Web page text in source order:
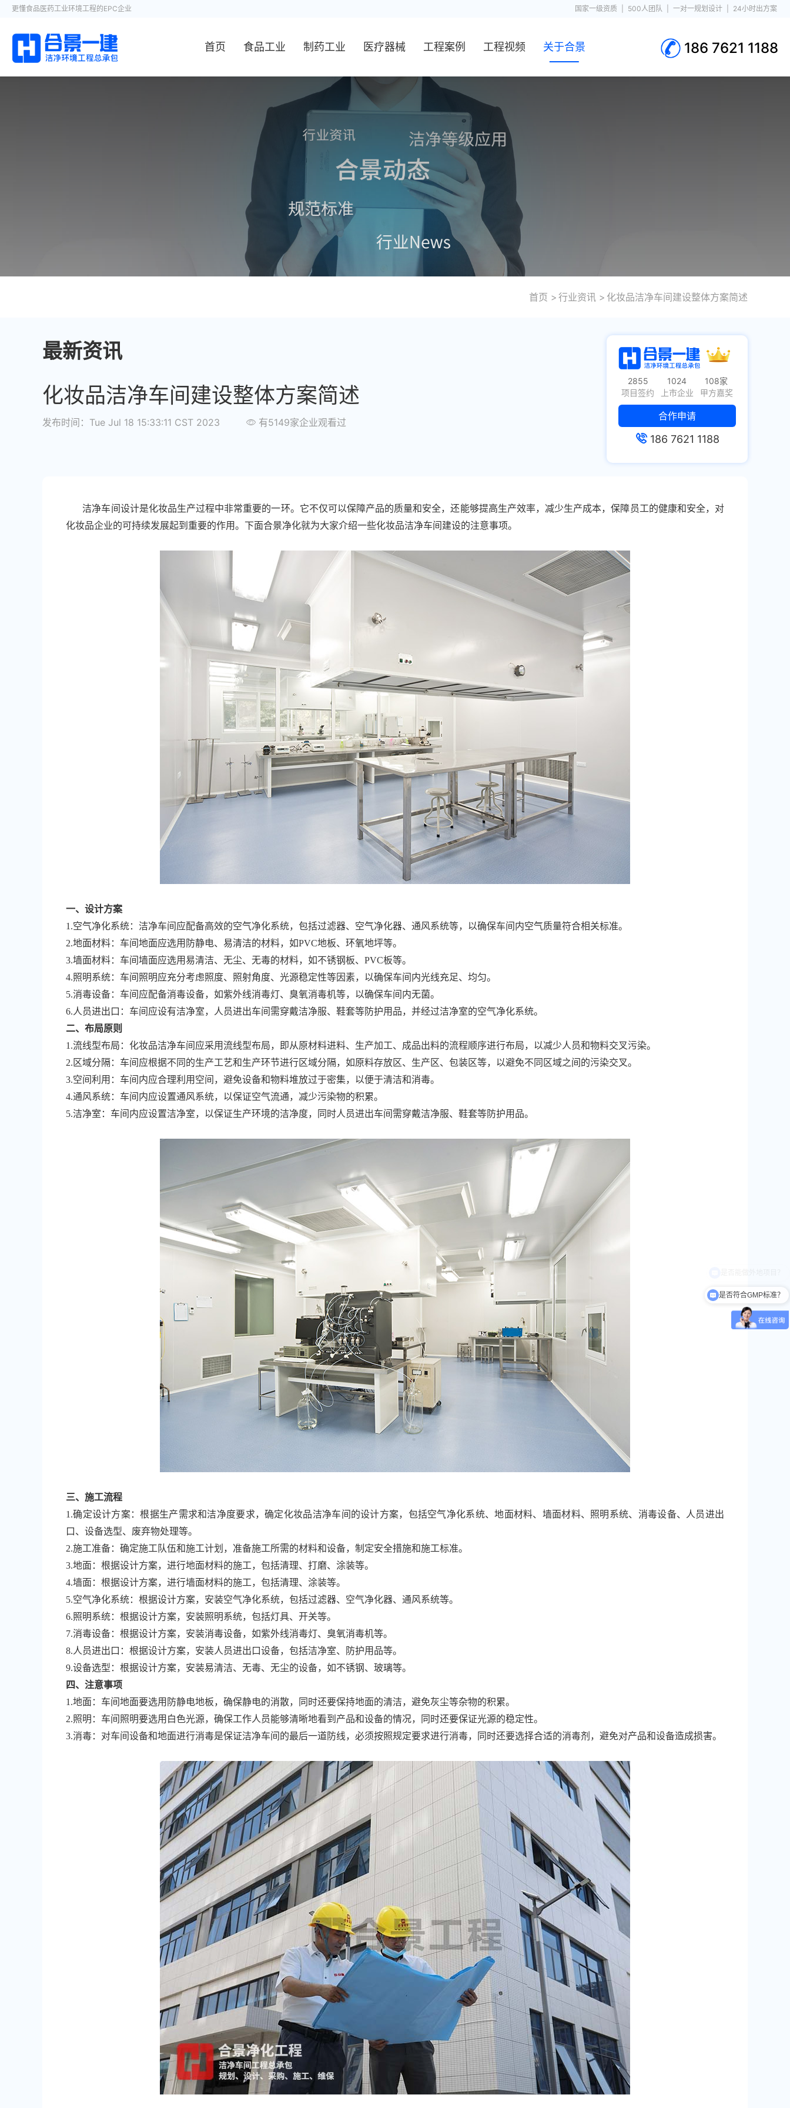
更懂食品医药工业环境工程的EPC企业 国家一级资质 500人团队 一对一规划设计 24小时出方案
首页 食品工业 制药工业 医疗器械 工程案例 工程视频 关于合景 186 7621 1188
首页 行业资讯 化妆品洁净车间建设整体方案简述
最新资讯
化妆品洁净车间建设整体方案简述
发布时间：Tue Jul 18 15:33:11 CST 2023 有5149家企业观看过
2855
项目签约
1024
上市企业
108家
甲方嘉奖
合作申请
186 7621 1188
洁净车间设计是化妆品生产过程中非常重要的一环。它不仅可以保障产品的质量和安全，还能够提高生产效率，减少生产成本，保障员工的健康和安全，对
化妆品企业的可持续发展起到重要的作用。下面合景净化就为大家介绍一些化妆品洁净车间建设的注意事项。
一、设计方案
1.空气净化系统： 洁净车间 应配备高效的空气净化系统，包括过滤器、空气净化器、通风系统等，以确保车间内空气质量符合相关标准。
2.地面材料：车间地面应选用防静电、易清洁的材料，如PVC地板、环氧地坪等。
3.墙面材料：车间墙面应选用易清洁、无尘、无毒的材料，如不锈钢板、PVC板等。
4.照明系统：车间照明应充分考虑照度、照射角度、光源稳定性等因素，以确保车间内光线充足、均匀。
5.消毒设备：车间应配备消毒设备，如紫外线消毒灯、臭氧消毒机等，以确保车间内无菌。
6.人员进出口：车间应设有洁净室，人员进出车间需穿戴洁净服、鞋套等防护用品，并经过洁净室的空气净化系统。
二、布局原则
1.流线型布局： 化妆品洁净车间 应采用流线型布局，即从原材料进料、生产加工、成品出料的流程顺序进行布局，以减少人员和物料交叉污染。
2.区域分隔：车间应根据不同的生产工艺和生产环节进行区域分隔，如原料存放区、生产区、包装区等，以避免不同区域之间的污染交叉。
3.空间利用：车间内应合理利用空间，避免设备和物料堆放过于密集，以便于清洁和消毒。
4.通风系统：车间内应设置通风系统，以保证空气流通，减少污染物的积累。
5.洁净室：车间内应设置洁净室，以保证生产环境的洁净度，同时人员进出车间需穿戴洁净服、鞋套等防护用品。
三、施工流程
1.确定设计方案：根据生产需求和洁净度要求，确定化妆品洁净车间的设计方案，包括空气净化系统、地面材料、墙面材料、照明系统、消毒设备、人员进出
口、设备选型、废弃物处理等。
2.施工准备：确定施工队伍和施工计划，准备施工所需的材料和设备，制定安全措施和施工标准。
3.地面：根据设计方案，进行地面材料的施工，包括清理、打磨、涂装等。
4.墙面：根据设计方案，进行墙面材料的施工，包括清理、涂装等。
5.空气净化系统：根据设计方案，安装空气净化系统，包括过滤器、空气净化器、通风系统等。
6.照明系统：根据设计方案，安装照明系统，包括灯具、开关等。
7.消毒设备：根据设计方案，安装消毒设备，如紫外线消毒灯、臭氧消毒机等。
8.人员进出口：根据设计方案，安装人员进出口设备，包括洁净室、防护用品等。
9.设备选型：根据设计方案，安装易清洁、无毒、无尘的设备，如不锈钢、玻璃等。
四、注意事项
1.地面：车间地面要选用防静电地板，确保静电的消散，同时还要保持地面的清洁，避免灰尘等杂物的积累。
2.照明：车间照明要选用白色光源，确保工作人员能够清晰地看到产品和设备的情况，同时还要保证光源的稳定性。
3.消毒：对车间设备和地面进行消毒是保证洁净车间的最后一道防线，必须按照规定要求进行消毒，同时还要选择合适的消毒剂，避免对产品和设备造成损害。
是否符合GMP标准？